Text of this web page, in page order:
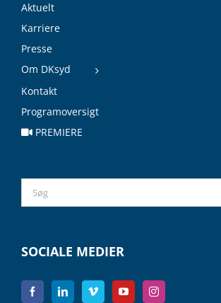
Aktuelt
Karriere
Presse
Om DKsyd
Kontakt
Programoversigt
PREMIERE
Search
for:
SOCIALE MEDIER